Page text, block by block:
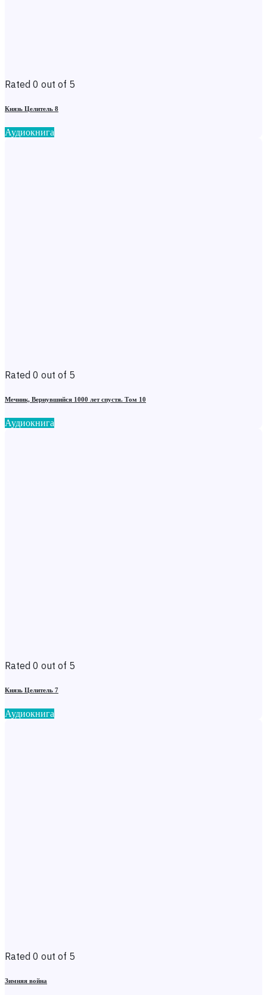
Rated 0 out of 5
Князь Целитель 8
Аудиокнига
Rated 0 out of 5
Мечник, Вернувшийся 1000 лет спустя. Том 10
Аудиокнига
Rated 0 out of 5
Князь Целитель 7
Аудиокнига
Rated 0 out of 5
Зимняя война